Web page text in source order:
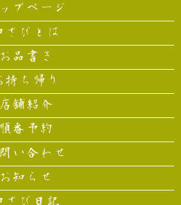
プページ
さびとは
お品書き
持ち帰り
店舗紹介
順番予約
い合わせ
お知らせ
さび日記